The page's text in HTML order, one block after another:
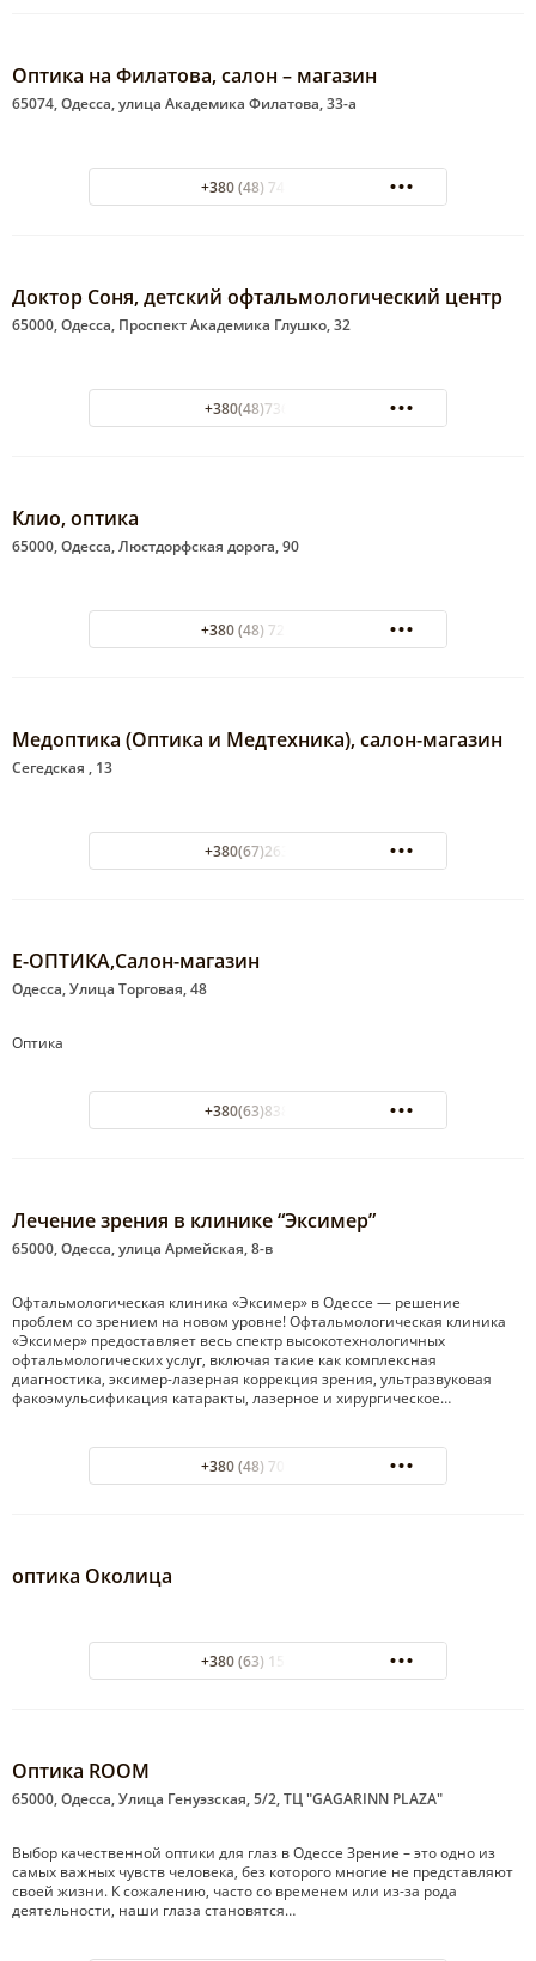
Оптика на Филатова, салон – магазин
65074, Одесса, улица Академика Филатова, 33-а
+380 (48) 748-90-03
Доктор Соня, детский офтальмологический центр
65000, Одесса, Проспект Академика Глушко, 32
+380(48)736-12-00
Клио, оптика
65000, Одесса, Люстдорфская дорога, 90
+380 (48) 728-93-51
Медоптика (Оптика и Медтехника), салон-магазин
Сегедская , 13
+380(67)263-32-32
Е-ОПТИКА,Салон-магазин
Одесса, Улица Торговая, 48
Оптика
+380(63)838-57-76
Лечение зрения в клинике “Эксимер”
65000, Одесса, улица Армейская, 8-в
Офтальмологическая клиника «Эксимер» в Одессе — решение
проблем со зрением на новом уровне! Офтальмологическая клиника
«Эксимер» предоставляет весь спектр высокотехнологичных
офтальмологических услуг, включая такие как комплексная
диагностика, эксимер-лазерная коррекция зрения, ультразвуковая
факоэмульсификация катаракты, лазерное и хирургическое…
+380 (48) 707-00-07
оптика Околица
+380 (63) 152-41-42
Оптика ROOM
65000, Одесса, Улица Генуэзская, 5/2, ТЦ "GAGARINN PLAZA"
Выбор качественной оптики для глаз в Одессе Зрение – это одно из
самых важных чувств человека, без которого многие не представляют
своей жизни. К сожалению, часто со временем или из-за рода
деятельности, наши глаза становятся…